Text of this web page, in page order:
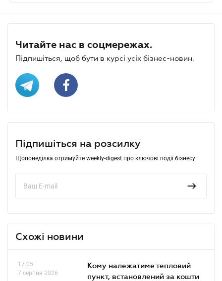
Читайте нас в соцмережах.
Підпишіться, щоб бути в курсі усіх бізнес-новин.
Підпишіться на розсилку
Щопонеділка отримуйте weekly-digest про ключові події бізнесу
Схожі новини
17.05
7 серпня 2026
Кому належатиме тепловий
пункт, встановлений за кошти